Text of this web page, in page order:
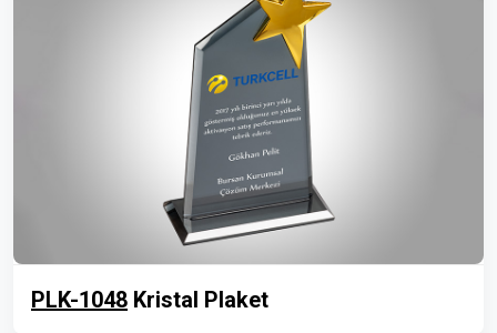
PLK-1048 Kristal Plaket